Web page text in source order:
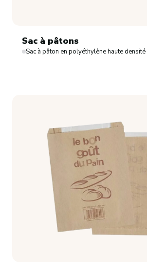
Sac à pâtons
Sac à pâton en polyéthylène haute densité